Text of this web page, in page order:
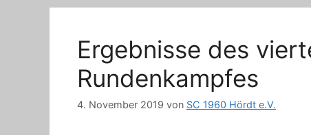
Ergebnisse des
Rundenkampfes
4. November 2019 von SC 1960 Hördt e.V.